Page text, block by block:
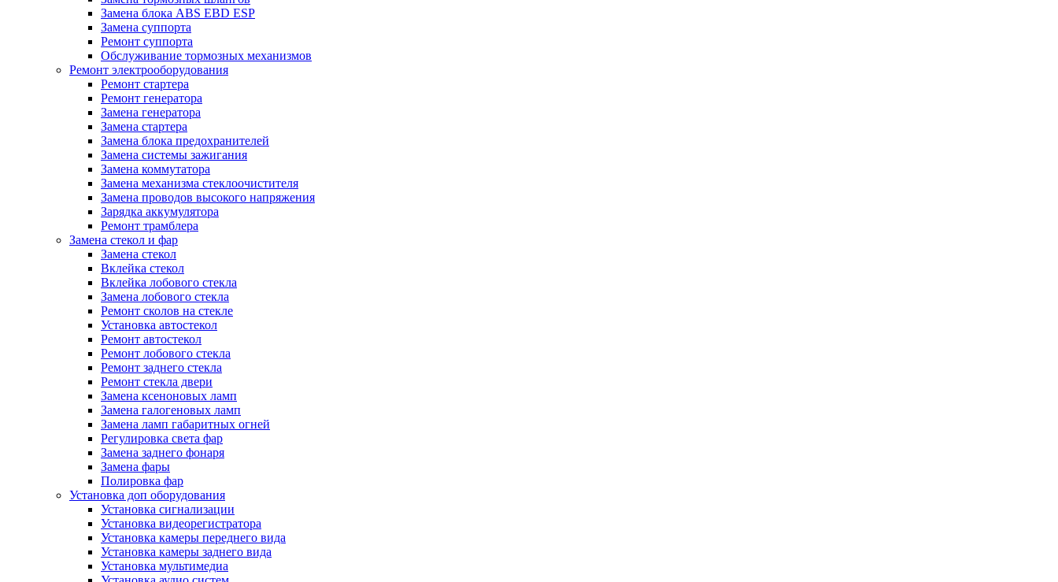
Замена блока ABS EBD ESP
Замена суппорта
Ремонт суппорта
Обслуживание тормозных механизмов
Ремонт электрооборудования
Ремонт стартера
Ремонт генератора
Замена генератора
Замена стартера
Замена блока предохранителей
Замена системы зажигания
Замена коммутатора
Замена механизма стеклоочистителя
Замена проводов высокого напряжения
Зарядка аккумулятора
Ремонт трамблера
Замена стекол и фар
Замена стекол
Вклейка стекол
Вклейка лобового стекла
Замена лобового стекла
Ремонт сколов на стекле
Установка автостекол
Ремонт автостекол
Ремонт лобового стекла
Ремонт заднего стекла
Ремонт стекла двери
Замена ксеноновых ламп
Замена галогеновых ламп
Замена ламп габаритных огней
Регулировка света фар
Замена заднего фонаря
Замена фары
Полировка фар
Установка доп оборудования
Установка сигнализации
Установка видеорегистратора
Установка камеры переднего вида
Установка камеры заднего вида
Установка мультимедиа